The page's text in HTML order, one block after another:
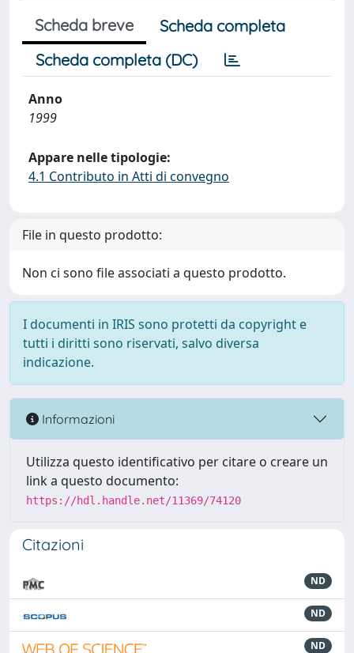
Scheda breve
Scheda completa
Scheda completa (DC)
Anno
1999
Appare nelle tipologie:
4.1 Contributo in Atti di convegno
File in questo prodotto:
Non ci sono file associati a questo prodotto.
I documenti in IRIS sono protetti da copyright e
tutti i diritti sono riservati, salvo diversa
indicazione.
Informazioni
Utilizza questo identificativo per citare o creare un
link a questo documento:
https://hdl.handle.net/11369/74120
Citazioni
ND
ND
ND